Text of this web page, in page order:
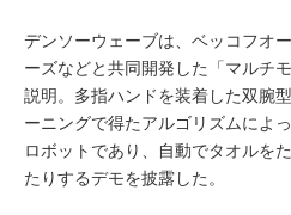
デンソーウェーブは、ベッコフオ
ーズなどと共同開発した「マルチ
説明。多指ハンドを装着した双腕
ーニングで得たアルゴリズムによ
ロボットであり、自動でタオルを
たりするデモを披露した。